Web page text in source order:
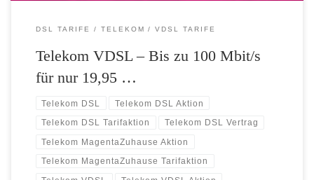
DSL TARIFE TELEKOM VDSL TARIFE
Telekom VDSL – Bis zu 100 Mbit/s
für nur 19,95 …
Telekom DSL Telekom DSL Aktion
Telekom DSL Tarifaktion Telekom DSL Vertrag
Telekom MagentaZuhause Aktion
Telekom MagentaZuhause Tarifaktion